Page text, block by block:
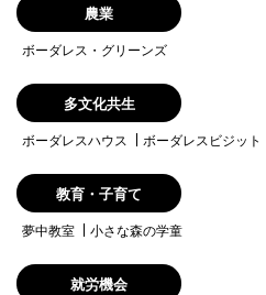
農業
ボーダレス・グリーンズ
多文化共生
ボーダレスハウス ボーダレスビジット
教育・子育て
夢中教室 小さな森の学童
就労機会